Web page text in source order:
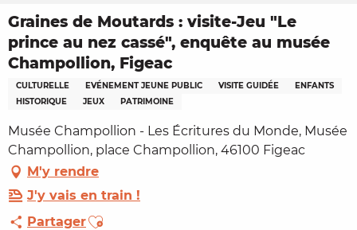
Graines de Moutards : visite-Jeu "Le
prince au nez cassé", enquête au musée
Champollion, Figeac
CULTURELLE EVÉNEMENT JEUNE PUBLIC VISITE GUIDÉE
ENFANTS
HISTORIQUE
JEUX PATRIMOINE
Musée Champollion - Les Écritures du Monde, Musée
Champollion, place Champollion, 46100 Figeac
M'y rendre
J'y vais en train !
PartagerAjouter aux favoris